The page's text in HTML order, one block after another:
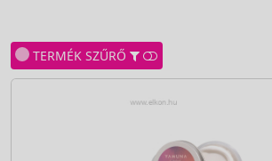
TERMÉK SZŰRŐ